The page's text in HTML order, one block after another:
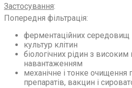
Застосування:
Попередня фільтрація:
ферментаційних середовищ
культур клітин
біологічних рідин з
навантаженням
механічне і тонке очищення
препаратів, вакцин і